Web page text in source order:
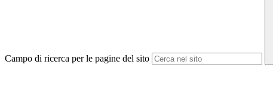
Campo di ricerca per le pagine del sito